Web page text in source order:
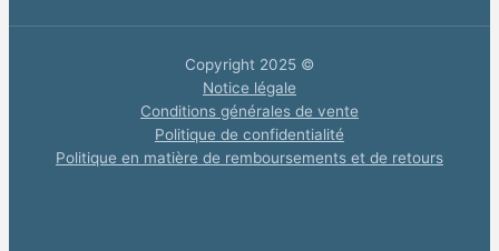
Copyright 2025 ©
Notice légale
Conditions générales de vente
Politique de confidentialité
Politique en matière de remboursements et de retours